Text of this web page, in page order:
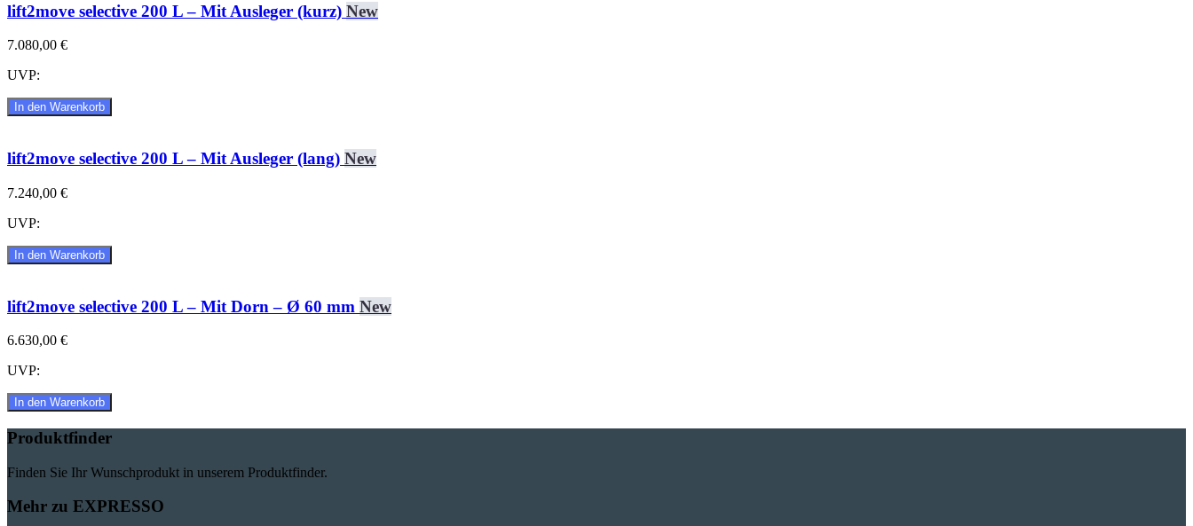
lift2move selective 200 L – Mit Ausleger (kurz) New
7.080,00 €
UVP:
In den Warenkorb
lift2move selective 200 L – Mit Ausleger (lang) New
7.240,00 €
UVP:
In den Warenkorb
lift2move selective 200 L – Mit Dorn – Ø 60 mm New
6.630,00 €
UVP:
In den Warenkorb
Produktfinder
Finden Sie Ihr Wunschprodukt in unserem Produktfinder.
Mehr zu EXPRESSO